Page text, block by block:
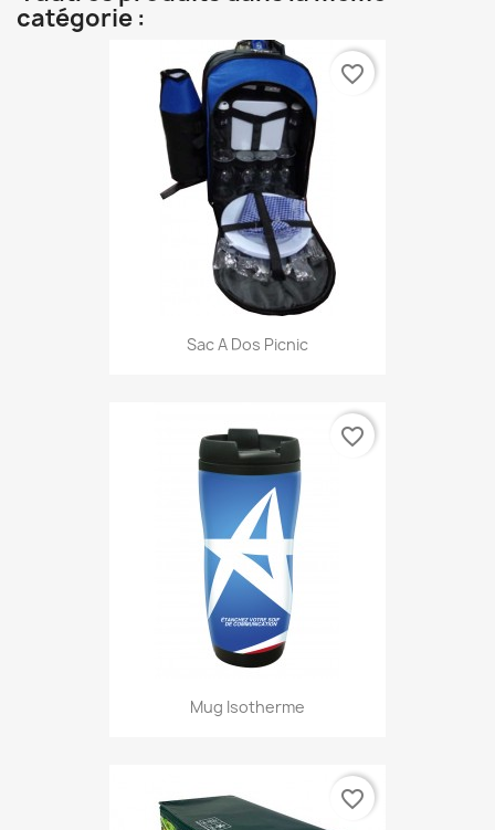
catégorie :
Sac A Dos Picnic
favorite_border
Mug Isotherme
favorite_border
favorite_border